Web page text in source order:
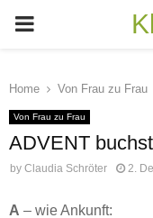
PRIMARY
Home Von Frau zu Frau
Von Frau zu Frau
ADVENT
by Claudia Schröter 2.
A – wie Ankunft: